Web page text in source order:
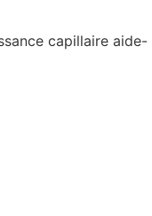
capillaire aide-